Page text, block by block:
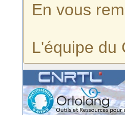
En vous
L'équipe du